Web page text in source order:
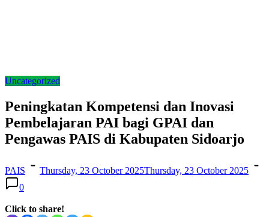
Uncategorized
Peningkatan Kompetensi dan Inovasi
Pembelajaran PAI bagi GPAI dan
Pengawas PAIS di Kabupaten Sidoarjo
PAIS Thursday, 23 October 2025Thursday, 23 October 2025
0
Click to share!